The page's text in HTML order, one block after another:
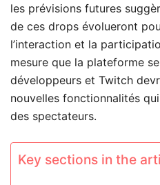
les prévisions futures
de ces drops évolueront
l’interaction et la
mesure que la plateforme
développeurs et Twitch
nouvelles fonctionnalités
des spectateurs.
Key sections in the